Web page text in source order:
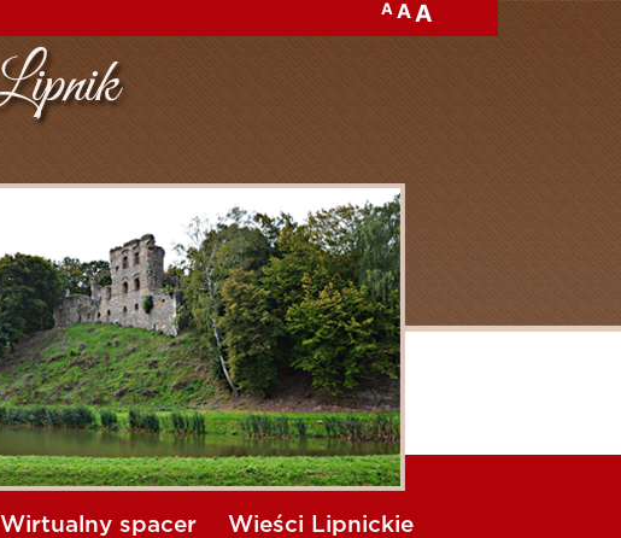
A AA
Wirtualny spacer Wieści Lipnickie